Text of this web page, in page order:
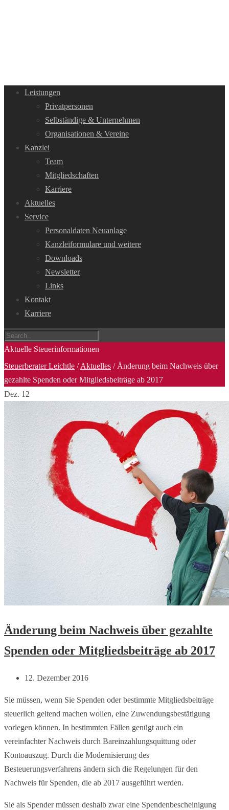
Leistungen
Privatpersonen
Selbständige & Unternehmen
Organisationen & Vereine
Kanzlei
Team
Mitgliedschaften
Karriere
Aktuelles
Service
Personaldaten Neuanlage
Kanzleiformulare und weitere
Downloads
Newsletter
Links
Kontakt
Karriere
Aktuelle Steuerinformationen
Steuerberater Leichtle /Aktuelles / Änderung beim Nachweis über
gezahlte Spenden oder Mitgliedsbeiträge ab 2017
Dez. 12
Änderung beim Nachweis über gezahlte
Spenden oder Mitgliedsbeiträge ab 2017
12. Dezember 2016
Sie müssen, wenn Sie Spenden oder bestimmte Mitgliedsbeiträge
steuerlich geltend machen wollen, eine Zuwendungsbestätigung
vorlegen können. In bestimmten Fällen genügt auch ein
vereinfachter Nachweis durch Bareinzahlungsquittung oder
Kontoauszug. Durch die Modernisierung des
Besteuerungsverfahrens ändern sich die Regelungen für den
Nachweis für Spenden, die ab 2017 ausgeführt werden.
Sie als Spender müssen deshalb zwar eine Spendenbescheinigung